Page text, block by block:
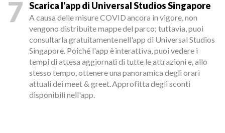
7 Scarica l'app di Universal Studios Singapore
A causa delle misure COVID ancora in vigore, non
vengono distribuite mappe del parco; tuttavia, puoi
consultarla gratuitamente nell'app di Universal Studios
Singapore. Poiché l'app è interattiva, puoi vedere i
tempi di attesa aggiornati di tutte le attrazioni e, allo
stesso tempo, ottenere una panoramica degli orari
attuali dei meet & greet. Approfitta degli sconti
disponibili nell'app.